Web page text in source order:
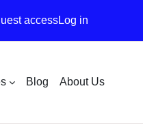
accessLog in
Blog About Us